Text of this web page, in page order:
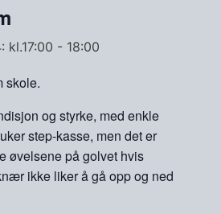
kl.17:00 - 18:00
skole.
og styrke, med enkle
step-kasse, men det er
øvelsene på golvet hvis
ikke liker å gå opp og ned